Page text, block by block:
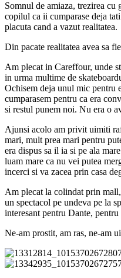
Somnul de amiaza, trezirea
copilul ca ii cumparase deja
placuta cand a vazut realitatea.
Din pacate realitatea avea sa
Am plecat in Careffour, unde
in urma multime de
Ochisem deja unul mic pentru
cumparasem pentru ca era
si restul punem noi. Nu era o
Ajunsi acolo am privit uimiti
mari, mult prea mari pentru
era dispus sa il ia si pe ala
luam mare ca nu vei putea
incerci si va zacea prin casa
Am plecat la colindat prin
un spectacol pe undeva pe la
interesant pentru Dante,
Ne-am prostit, am ras, ne-am